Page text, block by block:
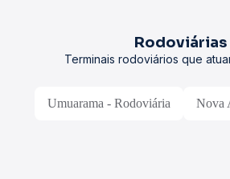
Rodoviárias
Terminais rodoviários que
Umuarama - Rodoviária Nova